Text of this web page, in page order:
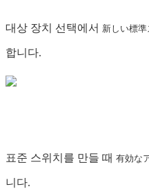
대상 장치 선택에서 新しい標
합니다.
표준 스위치를 만들 때 有効な
니다.